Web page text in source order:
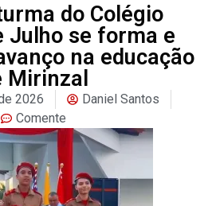
do Colégio
Julho se forma e
na educação
Mirinzal
2026
Daniel Santos
Comente